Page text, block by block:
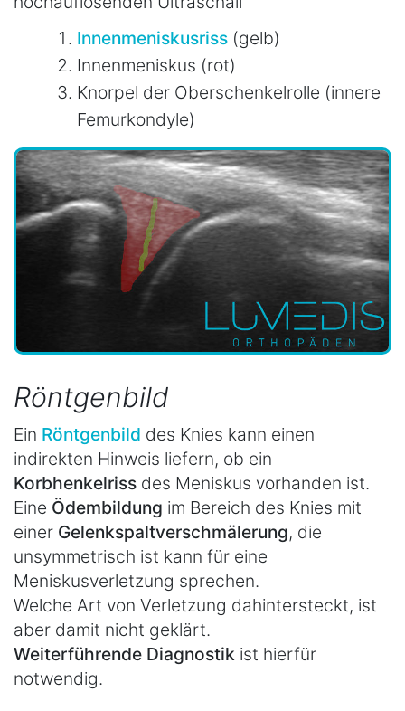
Innenmeniskusriss (gelb)
Innenmeniskus (rot)
Knorpel der Oberschenkelrolle (innere
Femurkondyle)
Röntgenbild
Ein Röntgenbild des Knies kann einen
indirekten Hinweis liefern, ob ein
Korbhenkelriss des Meniskus vorhanden ist.
Eine Ödembildung im Bereich des Knies mit
einer Gelenkspaltverschmälerung, die
unsymmetrisch ist kann für eine
Meniskusverletzung sprechen.
Welche Art von Verletzung dahintersteckt, ist
aber damit nicht geklärt.
Weiterführende Diagnostik ist hierfür
notwendig.